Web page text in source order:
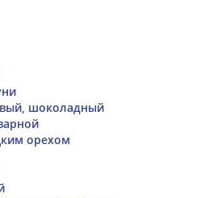
шоколадный
орехом